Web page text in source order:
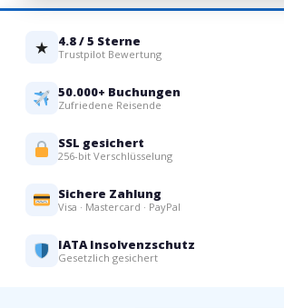
★ 4.8 / 5 Sterne
Trustpilot Bewertung
50.000+ Buchungen
Zufriedene Reisende
SSL gesichert
256-bit Verschlüsselung
Sichere Zahlung
Visa · Mastercard · PayPal
IATA Insolvenzschutz
Gesetzlich gesichert